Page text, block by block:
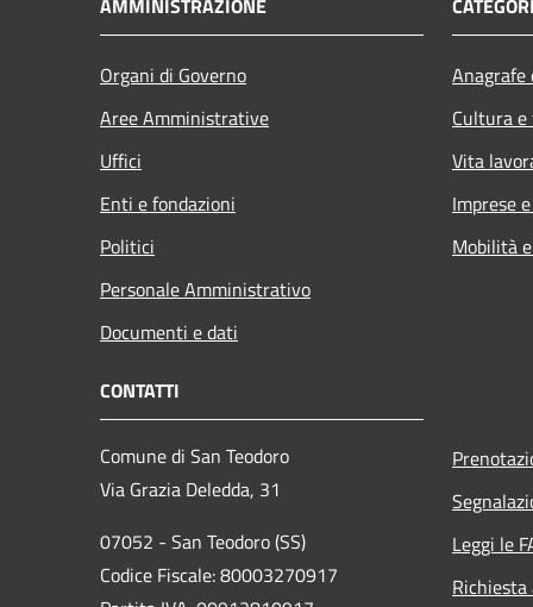
Organi di Governo
Aree Amministrative
Uffici
Enti e fondazioni
Politici
Personale Amministrativo
Documenti e dati
Cultura
Vita
Imprese
Mobilità
CONTATTI
Comune di San Teodoro
Via Grazia Deledda, 31
07052 - San Teodoro (SS)
Codice Fiscale: 80003270917
Leggi le